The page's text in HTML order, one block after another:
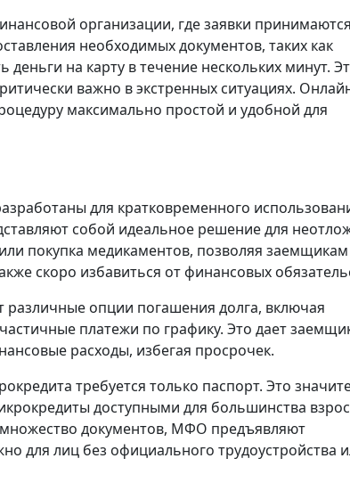
организации, где заявки
необходимых документов, таких как
на карту в течение нескольких минут.
важно в экстренных ситуациях.
максимально простой и удобной для
для кратковременного
собой идеальное решение для
покупка медикаментов, позволяя заемщикам
скоро избавиться от финансовых
опции погашения долга, включая
платежи по графику. Это дает
расходы, избегая просрочек.
требуется только паспорт. Это
доступными для большинства
множество документов, МФО предъявляют
для лиц без официального трудоустройства